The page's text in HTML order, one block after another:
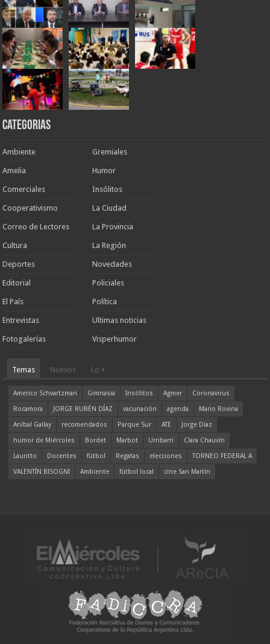
Categorias
Ambiente
Amelia
Comerciales
Cooperativismo
Correo de Lectores
Cultura
Deportes
Editorial
El País
Entrevistas
Fotogalerías
Gremiales
Humor
Insólitos
La Ciudad
La Provincia
La Región
Novedades
Policiales
Política
Ultimas noticias
Visperhumor
Temas Nuevos Lo +
Americo Schvartzman Gimnasia Insólitos Agmer
Coronavirus
Rocamora
JORGE RUBÉN DÍAZ vacunación agenda
Mario Rovina
Aníbal Gallay
recomendados Parque Sur ATE
Jorge Díaz
humor de Miércoles
Bordet Marbot Urribarri
Clara Chauvín
Lauritto
Docentes fútbol Regatas elecciones
TORNEO FEDERAL A
VALENTÍN BISOGNI
Ambiente fútbol local cine San Martín